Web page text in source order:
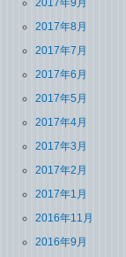
2017年8月
2017年7月
2017年6月
2017年5月
2017年4月
2017年3月
2017年2月
2017年1月
2016年11月
2016年9月